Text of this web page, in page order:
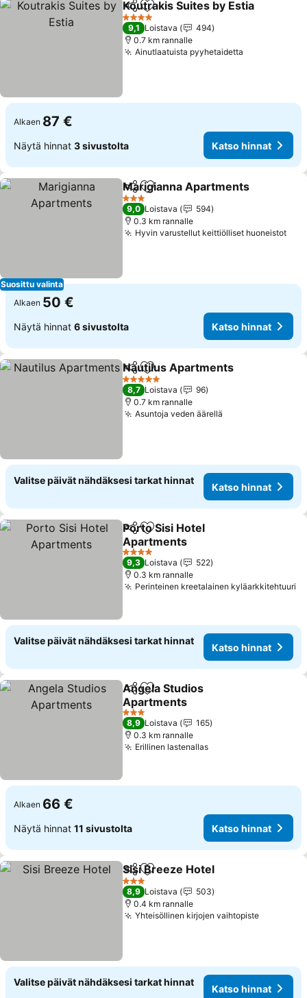
Jaa Lisää suosikkeihin
Koutrakis Suites by Estia
4 Tähtiluokitus
9,1 Loistava
494
0.7 km rannalle
Ainutlaatuista pyyhetaidetta
Alkaen 87 €
Näytä hinnat 3 sivustolta Katso hinnat
Suosittu valinta
Jaa Lisää suosikkeihin
Marigianna Apartments
3 Tähtiluokitus
9,0 Loistava
594
0.3 km rannalle
Hyvin varustellut keittiölliset huoneistot
Alkaen 50 €
Näytä hinnat 6 sivustolta Katso hinnat
Jaa Lisää suosikkeihin
Nautilus Apartments
5 Tähtiluokitus
8,7 Loistava
96
0.7 km rannalle
Asuntoja veden äärellä
Valitse päivät nähdäksesi tarkat hinnat
Katso hinnat
Jaa Lisää suosikkeihin
Porto Sisi Hotel
Apartments
4 Tähtiluokitus
9,3 Loistava
522
0.3 km rannalle
Perinteinen kreetalainen kyläarkkitehtuuri
Valitse päivät nähdäksesi tarkat hinnat
Katso hinnat
Jaa Lisää suosikkeihin
Angela Studios
Apartments
3 Tähtiluokitus
8,9 Loistava
165
0.3 km rannalle
Erillinen lastenallas
Alkaen 66 €
Näytä hinnat 11 sivustolta Katso hinnat
Jaa Lisää suosikkeihin
Sisi Breeze Hotel
3 Tähtiluokitus
8,9 Loistava
503
0.4 km rannalle
Yhteisöllinen kirjojen vaihtopiste
Valitse päivät nähdäksesi tarkat hinnat
Katso hinnat